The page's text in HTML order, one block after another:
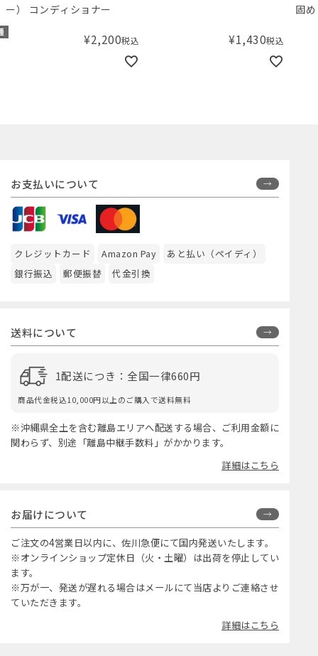
ー） コンディショナー
¥2,200税込 ¥1,430税込
固め
お支払いについて
クレジットカード Amazon Pay
あと払い（ペイディ）
銀行振込
郵便振替 代金引換
送料について
1配送につき：全国一律660円
商品代金税込10,000円以上のご購入で送料無料
※沖縄県全土を含む離島エリアへ配送する場合、ご利用金額に
関わらず、別途「離島中継手数料」がかかります。
詳細はこちら
お届けについて
ご注文の4営業日以内に、佐川急便にて国内発送いたします。
※オンラインショップ定休日（火・土曜）は出荷を停止してい
ます。
※万が一、発送が遅れる場合はメールにて当店よりご連絡させ
ていただきます。
詳細はこちら